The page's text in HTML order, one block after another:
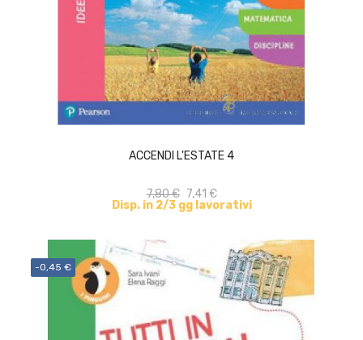
ACCENDI L'ESTATE 4
7,80 € 7,41 €
Disp. in 2/3 gg lavorativi
-0,45 €